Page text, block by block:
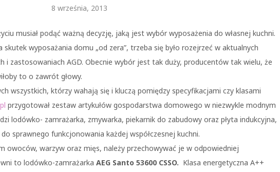
8 września, 2013
musiał podąć ważną decyzję, jaką jest wybór wyposażenia do własnej kuchni.
wyposażania domu „od zera”, trzeba się było rozejrzeć w aktualnych
i zastosowaniach AGD. Obecnie wybór jest tak duży, producentów tak wielu, że
to o zawrót głowy.
wszystkich, którzy wahają się i kluczą pomiędzy specyfikacjami czy klasami
przygotował zestaw artykułów gospodarstwa domowego w niezwykle modnym
lodówko- zamrażarka, zmywarka, piekarnik do zabudowy oraz płyta indukcyjna,
sprawnego funkcjonowania każdej współczesnej kuchni.
owoców, warzyw oraz mięs, należy przechowywać je w odpowiedniej
to lodówko-zamrażarka AEG Santo 53600 CSSO. Klasa energetyczna A++